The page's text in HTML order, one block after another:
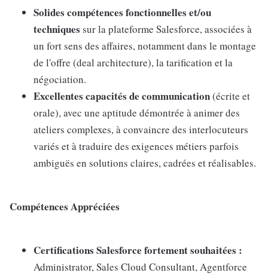
Solides compétences fonctionnelles et/ou
techniques sur la plateforme Salesforce, associées à
un fort sens des affaires, notamment dans le montage
de l'offre (deal architecture), la tarification et la
négociation.
Excellentes capacités de communication(écrite et
orale), avec une aptitude démontrée à animer des
ateliers complexes, à convaincre des interlocuteurs
variés et à traduire des exigences métiers parfois
ambiguës en solutions claires, cadrées et réalisables.
Compétences Appréciées
Certifications Salesforce fortement souhaitées :
Administrator, Sales Cloud Consultant, Agentforce